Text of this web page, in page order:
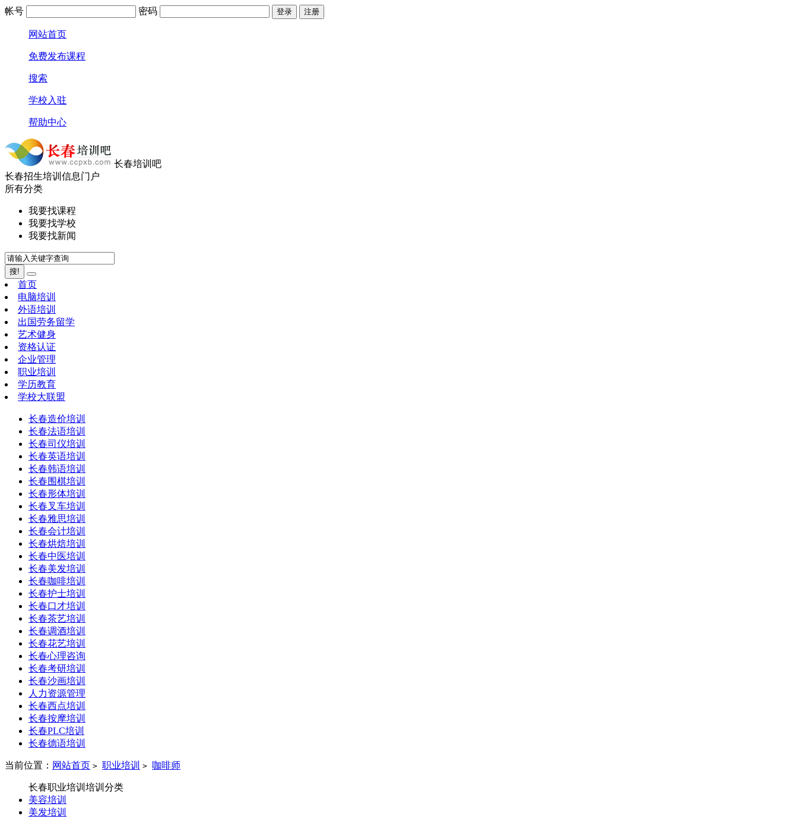
帐号 密码
网站首页
免费发布课程
搜索
学校入驻
帮助中心
长春培训吧
长春招生培训信息门户
所有分类
我要找课程
我要找学校
我要找新闻
搜!
首页
电脑培训
外语培训
出国劳务留学
艺术健身
资格认证
企业管理
职业培训
学历教育
学校大联盟
长春造价培训
长春法语培训
长春司仪培训
长春英语培训
长春韩语培训
长春围棋培训
长春形体培训
长春叉车培训
长春雅思培训
长春会计培训
长春烘焙培训
长春中医培训
长春美发培训
长春咖啡培训
长春护士培训
长春口才培训
长春茶艺培训
长春调酒培训
长春花艺培训
长春心理咨询
长春考研培训
长春沙画培训
人力资源管理
长春西点培训
长春按摩培训
长春PLC培训
长春德语培训
当前位置： 网站首页 > 职业培训 > 咖啡师
长春职业培训培训分类
美容培训
美发培训